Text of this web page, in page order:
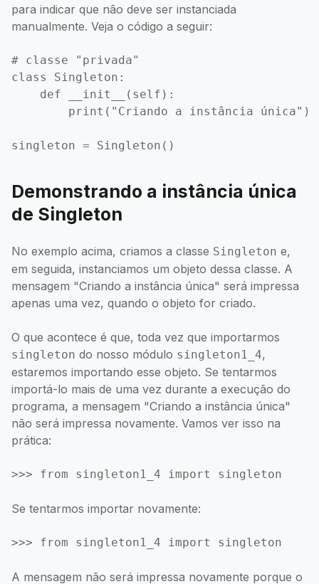
para indicar que não deve ser instanciada
manualmente. Veja o código a seguir:
# classe "privada"
class Singleton:
    def __init__(self):
        print("Criando a instância única")
Demonstrando a instância única
de Singleton
No exemplo acima, criamos a classe Singleton e,
em seguida, instanciamos um objeto dessa classe. A
mensagem "Criando a instância única" será impressa
apenas uma vez, quando o objeto for criado.
O que acontece é que, toda vez que importarmos
singleton do nosso módulo singleton1_4,
estaremos importando esse objeto. Se tentarmos
importá-lo mais de uma vez durante a execução do
programa, a mensagem "Criando a instância única"
não será impressa novamente. Vamos ver isso na
prática:
Se tentarmos importar novamente:
A mensagem não será impressa novamente porque o